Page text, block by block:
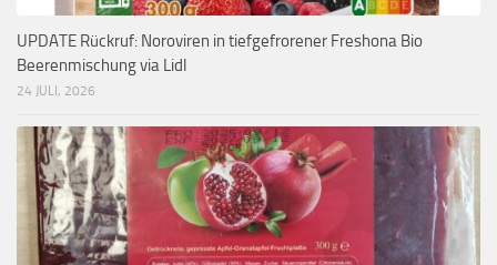
UPDATE Rückruf: Noroviren in tiefgefrorener Freshona Bio
Beerenmischung via Lidl
24 JULI, 2026